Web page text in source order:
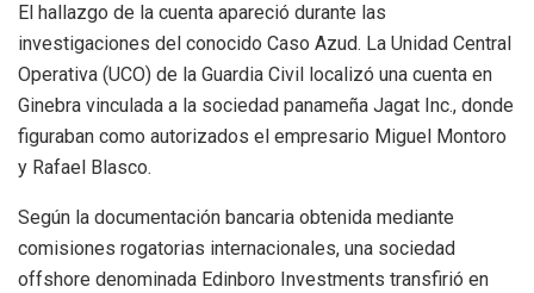
El hallazgo de la cuenta apareció durante las
investigaciones del conocido Caso Azud. La Unidad Central
Operativa (UCO) de la Guardia Civil localizó una cuenta en
Ginebra vinculada a la sociedad panameña Jagat Inc., donde
figuraban como autorizados el empresario Miguel Montoro
y Rafael Blasco.
Según la documentación bancaria obtenida mediante
comisiones rogatorias internacionales, una sociedad
offshore denominada Edinboro Investments transfirió en